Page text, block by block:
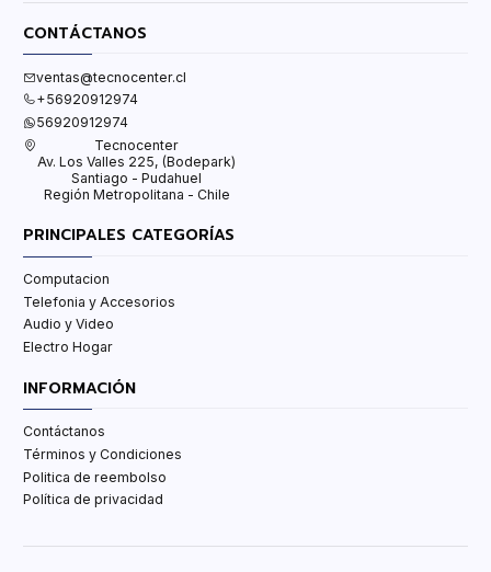
CONTÁCTANOS
ventas@tecnocenter.cl
+56920912974
56920912974
Tecnocenter
Av. Los Valles 225, (Bodepark)
Santiago - Pudahuel
Región Metropolitana - Chile
PRINCIPALES CATEGORÍAS
Computacion
Telefonia y Accesorios
Audio y Video
Electro Hogar
INFORMACIÓN
Contáctanos
Términos y Condiciones
Politica de reembolso
Política de privacidad